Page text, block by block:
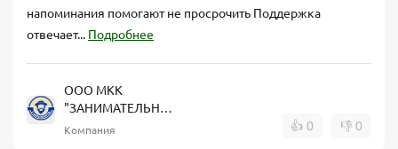
напоминания помогают не просрочить Поддержка
отвечает... Подробнее
ООО МКК
"ЗАНИМАТЕЛЬНЫЕ
ФИНАНСЫ"
Компания 👍 0 👎 0